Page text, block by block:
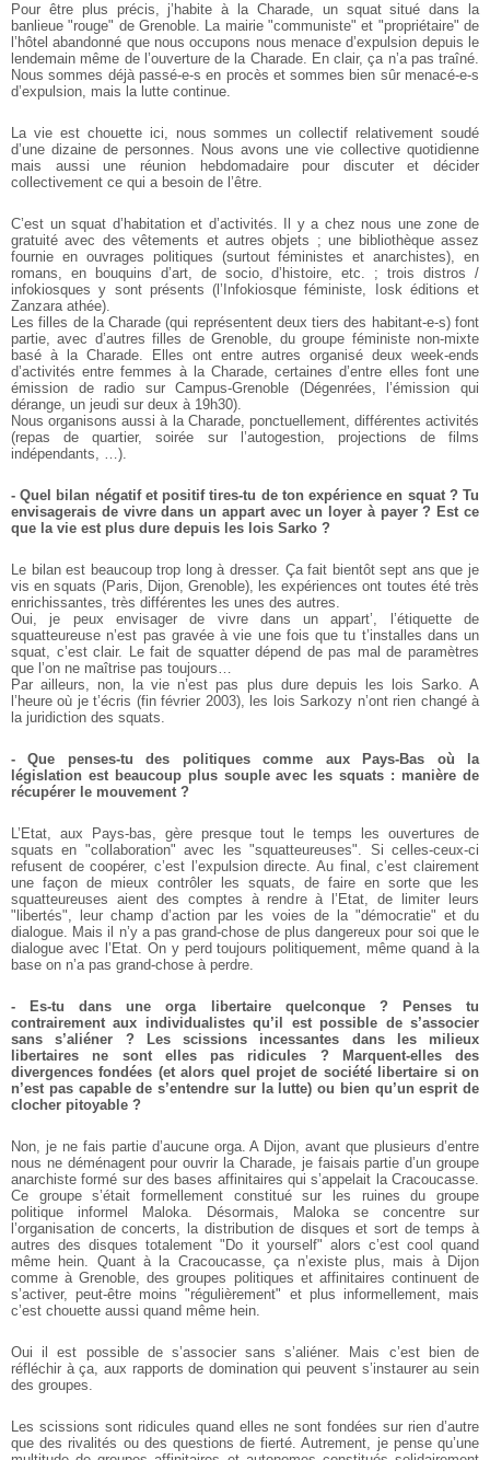
Pour être plus précis, j’habite à la Charade, un squat situé dans la
banlieue "rouge" de Grenoble. La mairie "communiste" et "propriétaire" de
l’hôtel abandonné que nous occupons nous menace d’expulsion depuis le
lendemain même de l’ouverture de la Charade. En clair, ça n’a pas traîné.
Nous sommes déjà passé-e-s en procès et sommes bien sûr menacé-e-s
d’expulsion, mais la lutte continue.
La vie est chouette ici, nous sommes un collectif relativement soudé
d’une dizaine de personnes. Nous avons une vie collective quotidienne
mais aussi une réunion hebdomadaire pour discuter et décider
collectivement ce qui a besoin de l’être.
C’est un squat d’habitation et d’activités. Il y a chez nous une zone de
gratuité avec des vêtements et autres objets ; une bibliothèque assez
fournie en ouvrages politiques (surtout féministes et anarchistes), en
romans, en bouquins d’art, de socio, d’histoire, etc. ; trois distros /
infokiosques y sont présents (l’Infokiosque féministe, Iosk éditions et
Zanzara athée).
Les filles de la Charade (qui représentent deux tiers des habitant-e-s) font
partie, avec d’autres filles de Grenoble, du groupe féministe non-mixte
basé à la Charade. Elles ont entre autres organisé deux week-ends
d’activités entre femmes à la Charade, certaines d’entre elles font une
émission de radio sur Campus-Grenoble (Dégenrées, l’émission qui
dérange, un jeudi sur deux à 19h30).
Nous organisons aussi à la Charade, ponctuellement, différentes activités
(repas de quartier, soirée sur l’autogestion, projections de films
indépendants, …).
- Quel bilan négatif et positif tires-tu de ton expérience en squat ? Tu
envisagerais de vivre dans un appart avec un loyer à payer ? Est ce
que la vie est plus dure depuis les lois Sarko ?
Le bilan est beaucoup trop long à dresser. Ça fait bientôt sept ans que je
vis en squats (Paris, Dijon, Grenoble), les expériences ont toutes été très
enrichissantes, très différentes les unes des autres.
Oui, je peux envisager de vivre dans un appart’, l’étiquette de
squatteureuse n’est pas gravée à vie une fois que tu t’installes dans un
squat, c’est clair. Le fait de squatter dépend de pas mal de paramètres
que l’on ne maîtrise pas toujours…
Par ailleurs, non, la vie n’est pas plus dure depuis les lois Sarko. A
l’heure où je t’écris (fin février 2003), les lois Sarkozy n’ont rien changé à
la juridiction des squats.
- Que penses-tu des politiques comme aux Pays-Bas où la
législation est beaucoup plus souple avec les squats : manière de
récupérer le mouvement ?
L’Etat, aux Pays-bas, gère presque tout le temps les ouvertures de
squats en "collaboration" avec les "squatteureuses". Si celles-ceux-ci
refusent de coopérer, c’est l’expulsion directe. Au final, c’est clairement
une façon de mieux contrôler les squats, de faire en sorte que les
squatteureuses aient des comptes à rendre à l’Etat, de limiter leurs
"libertés", leur champ d’action par les voies de la "démocratie" et du
dialogue. Mais il n’y a pas grand-chose de plus dangereux pour soi que le
dialogue avec l’Etat. On y perd toujours politiquement, même quand à la
base on n’a pas grand-chose à perdre.
- Es-tu dans une orga libertaire quelconque ? Penses tu
contrairement aux individualistes qu’il est possible de s’associer
sans s’aliéner ? Les scissions incessantes dans les milieux
libertaires ne sont elles pas ridicules ? Marquent-elles des
divergences fondées (et alors quel projet de société libertaire si on
n’est pas capable de s’entendre sur la lutte) ou bien qu’un esprit de
clocher pitoyable ?
Non, je ne fais partie d’aucune orga. A Dijon, avant que plusieurs d’entre
nous ne déménagent pour ouvrir la Charade, je faisais partie d’un groupe
anarchiste formé sur des bases affinitaires qui s’appelait la Cracoucasse.
Ce groupe s’était formellement constitué sur les ruines du groupe
politique informel Maloka. Désormais, Maloka se concentre sur
l’organisation de concerts, la distribution de disques et sort de temps à
autres des disques totalement "Do it yourself" alors c’est cool quand
même hein. Quant à la Cracoucasse, ça n’existe plus, mais à Dijon
comme à Grenoble, des groupes politiques et affinitaires continuent de
s’activer, peut-être moins "régulièrement" et plus informellement, mais
c’est chouette aussi quand même hein.
Oui il est possible de s’associer sans s’aliéner. Mais c’est bien de
réfléchir à ça, aux rapports de domination qui peuvent s’instaurer au sein
des groupes.
Les scissions sont ridicules quand elles ne sont fondées sur rien d’autre
que des rivalités ou des questions de fierté. Autrement, je pense qu’une